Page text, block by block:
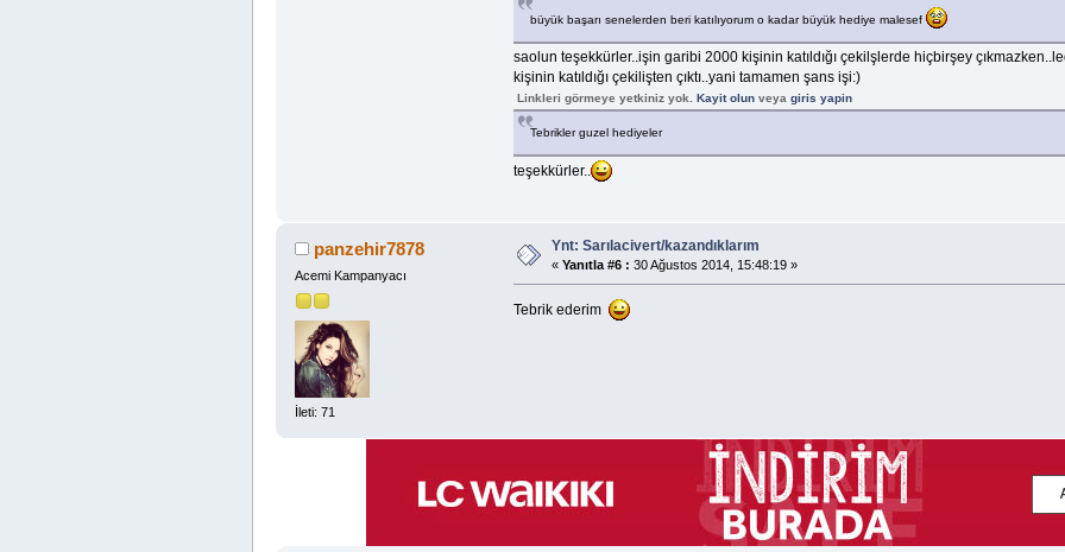
büyük başarı senelerden beri katılıyorum o kadar büyük hediye malesef
saolun teşekkürler..işin garibi 2000 kişinin katıldığı çekilşlerde hiçbirşey
kişinin katıldığı çekilişten çıktı..yani tamamen şans işi:)
Linkleri görmeye yetkiniz yok. Kayit olunveya giris yapin
Tebrikler guzel hediyeler
teşekkürler..
panzehir7878
Acemi Kampanyacı
İleti: 71
Ynt: Sarılacivert/kazandıklarım
« Yanıtla #6 : 30 Ağustos 2014, 15:48:19 »
Tebrik ederim